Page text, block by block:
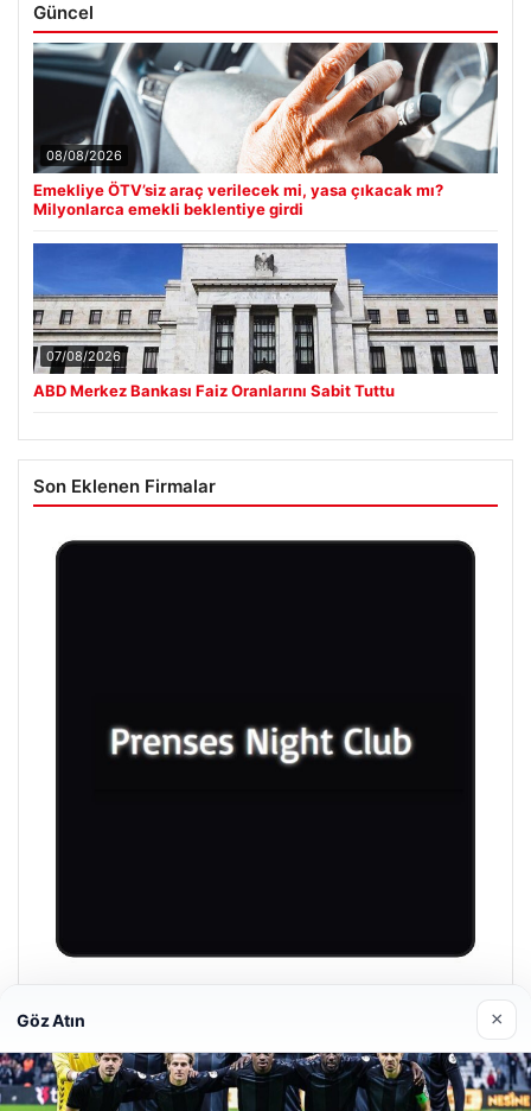
Güncel
08/08/2026
Emekliye ÖTV’siz araç verilecek mi, yasa çıkacak mı?
Milyonlarca emekli beklentiye girdi
07/08/2026
ABD Merkez Bankası Faiz Oranlarını Sabit Tuttu
Son Eklenen Firmalar
Prenses Night Club
Göz Atın ×